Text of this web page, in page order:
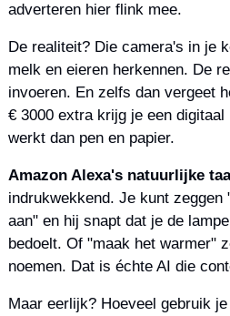
adverteren hier flink mee.
De realiteit? Die camera's in je
melk en eieren herkennen. De
invoeren. En zelfs dan vergeet
€ 3000 extra krijg je een
werkt dan pen en papier.
Amazon Alexa's natuurlijke
indrukwekkend. Je kunt
aan" en hij snapt dat je de
bedoelt. Of "maak het warmer"
noemen. Dat is échte AI die
Maar eerlijk? Hoeveel gebruik